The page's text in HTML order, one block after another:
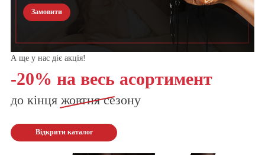
Замовити
А ще у нас діє акція!
-20% на весь асортимент
до кінця жовтнясезону
Відкрити каталог